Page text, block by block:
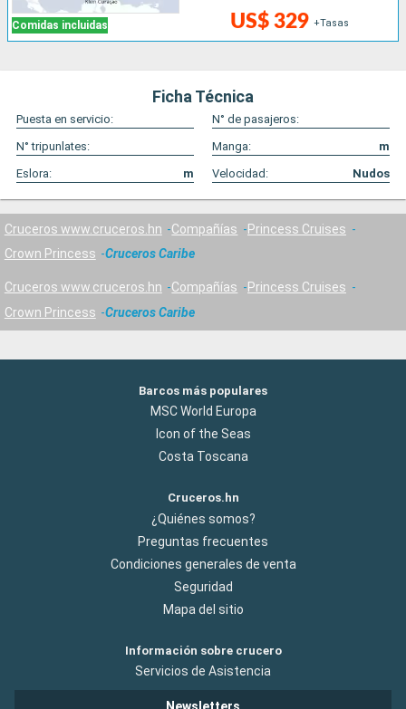
Comidas incluidas US$ 329 +Tasas
Ficha Técnica
Puesta en servicio:
N° de pasajeros:
N° tripunlates:
Manga:
m
Eslora:
m Velocidad: Nudos
Cruceros www.cruceros.hn Compañías
Princess Cruises
Crown Princess
Cruceros Caribe
Cruceros www.cruceros.hn Compañías
Princess Cruises
Crown Princess
Cruceros Caribe
Barcos más populares
MSC World Europa
Icon of the Seas
Costa Toscana
Cruceros.hn
¿Quiénes somos?
Preguntas frecuentes
Condiciones generales de venta
Seguridad
Mapa del sitio
Información sobre crucero
Servicios de Asistencia
Newsletters